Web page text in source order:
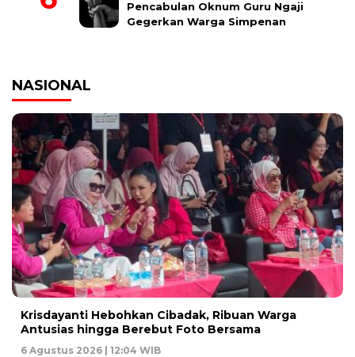
Pencabulan Oknum Guru Ngaji
Gegerkan Warga Simpenan
NASIONAL
Krisdayanti Hebohkan Cibadak, Ribuan Warga
Antusias hingga Berebut Foto Bersama
6 Agustus 2026 | 12:04 WIB